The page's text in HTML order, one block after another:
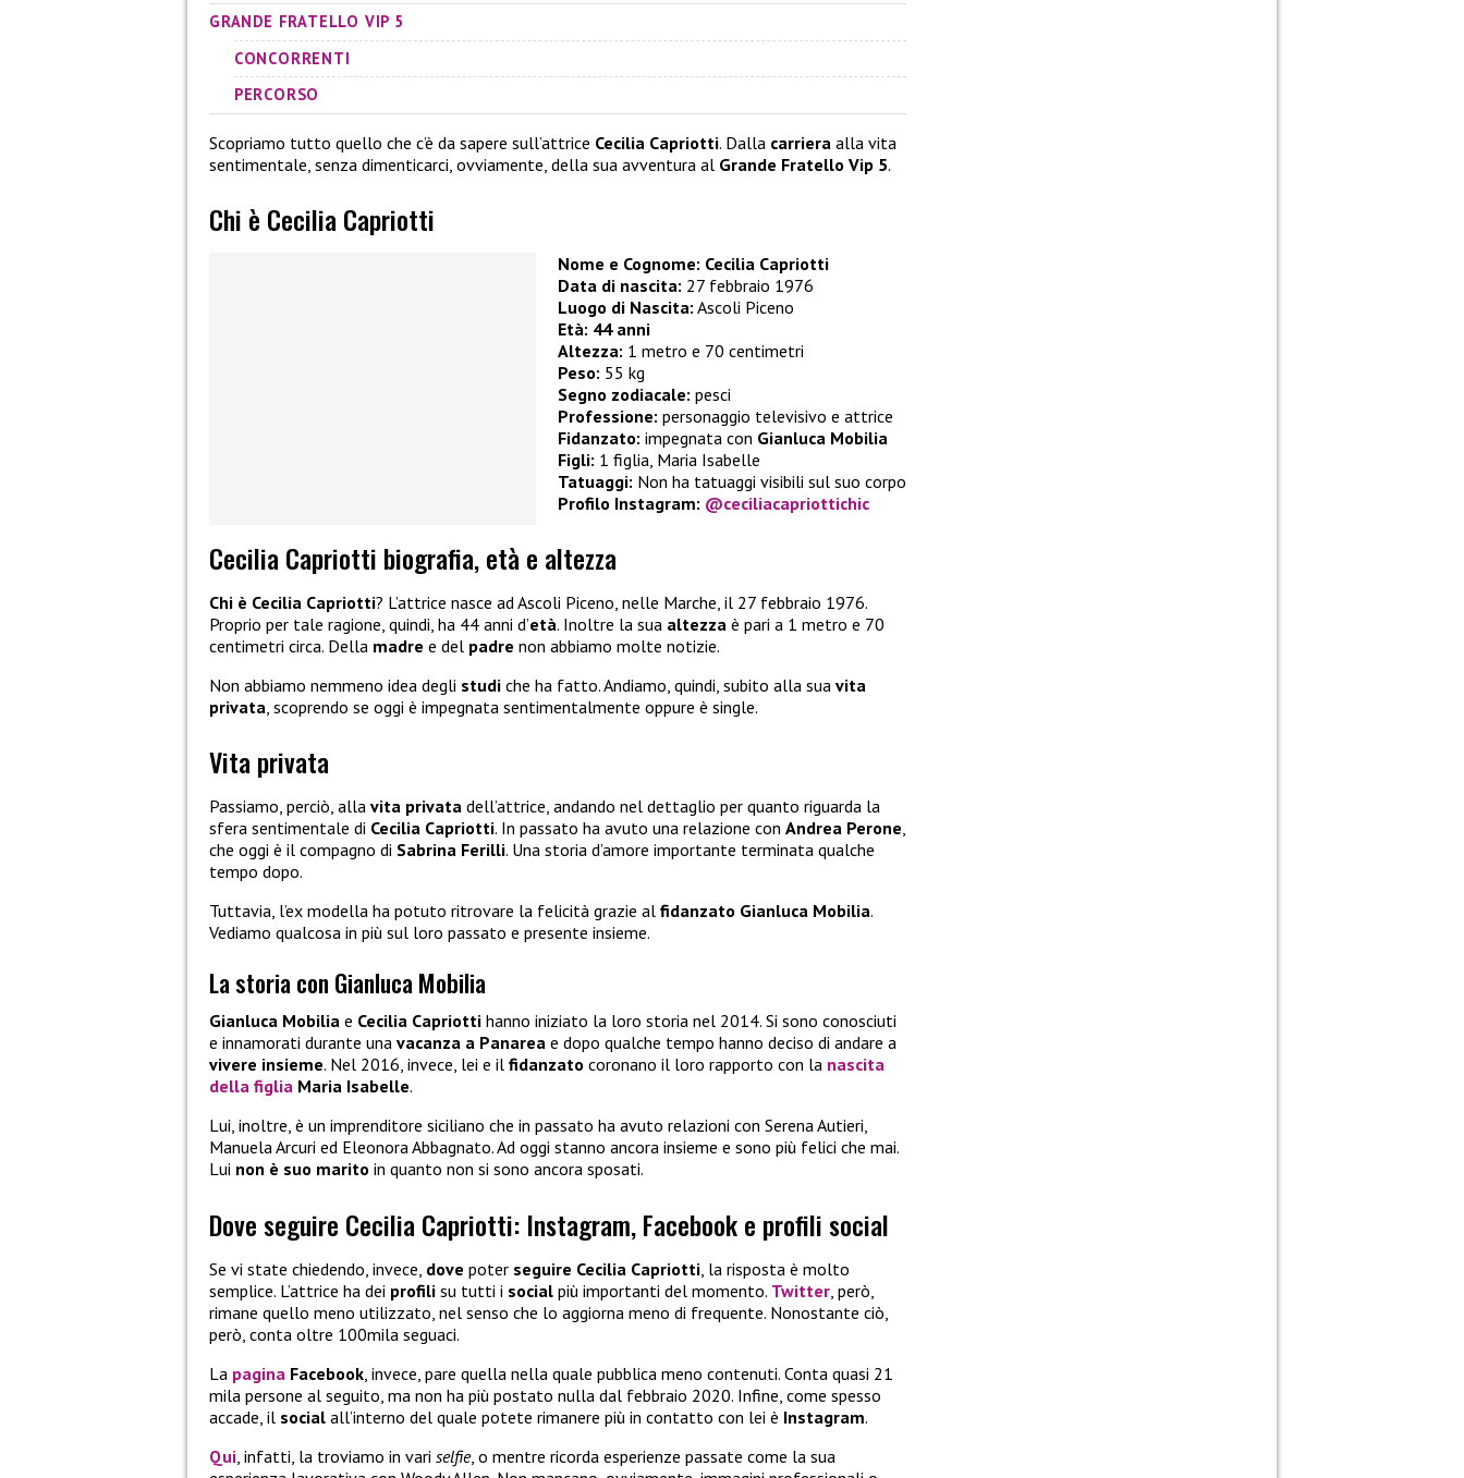
GRANDE FRATELLO VIP 5
CONCORRENTI
PERCORSO
Scopriamo tutto quello che c’è da sapere sull’attrice Cecilia Capriotti. Dalla carriera alla vita
sentimentale, senza dimenticarci, ovviamente, della sua avventura al Grande Fratello Vip 5.
Chi è Cecilia Capriotti
Nome e Cognome: Cecilia Capriotti
Data di nascita: 27 febbraio 1976
Luogo di Nascita: Ascoli Piceno
Età: 44 anni
Altezza: 1 metro e 70 centimetri
Peso: 55 kg
Segno zodiacale: pesci
Professione: personaggio televisivo e attrice
Fidanzato: impegnata con Gianluca Mobilia
Figli: 1 figlia, Maria Isabelle
Tatuaggi: Non ha tatuaggi visibili sul suo corpo
Profilo Instagram: @ceciliacapriottichic
Cecilia Capriotti biografia, età e altezza
Chi è Cecilia Capriotti? L’attrice nasce ad Ascoli Piceno, nelle Marche, il 27 febbraio 1976.
Proprio per tale ragione, quindi, ha 44 anni d’età. Inoltre la sua altezza è pari a 1 metro e 70
centimetri circa. Della madre e del padre non abbiamo molte notizie.
Non abbiamo nemmeno idea degli studi che ha fatto. Andiamo, quindi, subito alla sua vita
privata, scoprendo se oggi è impegnata sentimentalmente oppure è single.
Vita privata
Passiamo, perciò, alla vita privata dell’attrice, andando nel dettaglio per quanto riguarda la
sfera sentimentale di Cecilia Capriotti. In passato ha avuto una relazione con Andrea Perone,
che oggi è il compagno di Sabrina Ferilli. Una storia d’amore importante terminata qualche
tempo dopo.
Tuttavia, l’ex modella ha potuto ritrovare la felicità grazie al fidanzato Gianluca Mobilia.
Vediamo qualcosa in più sul loro passato e presente insieme.
La storia con Gianluca Mobilia
Gianluca Mobilia e Cecilia Capriotti hanno iniziato la loro storia nel 2014. Si sono conosciuti
e innamorati durante una vacanza a Panarea e dopo qualche tempo hanno deciso di andare a
vivere insieme. Nel 2016, invece, lei e il fidanzato coronano il loro rapporto con la nascita
della figlia Maria Isabelle.
Lui, inoltre, è un imprenditore siciliano che in passato ha avuto relazioni con Serena Autieri,
Manuela Arcuri ed Eleonora Abbagnato. Ad oggi stanno ancora insieme e sono più felici che mai.
Lui non è suo marito in quanto non si sono ancora sposati.
Dove seguire Cecilia Capriotti: Instagram, Facebook e profili social
Se vi state chiedendo, invece, dove poter seguire Cecilia Capriotti , la risposta è molto
semplice. L’attrice ha dei profili su tutti i social più importanti del momento. Twitter , però,
rimane quello meno utilizzato, nel senso che lo aggiorna meno di frequente. Nonostante ciò,
però, conta oltre 100mila seguaci.
La pagina Facebook , invece, pare quella nella quale pubblica meno contenuti. Conta quasi 21
mila persone al seguito, ma non ha più postato nulla dal febbraio 2020. Infine, come spesso
accade, il social all’interno del quale potete rimanere più in contatto con lei è Instagram.
Qui , infatti, la troviamo in vari selfie, o mentre ricorda esperienze passate come la sua